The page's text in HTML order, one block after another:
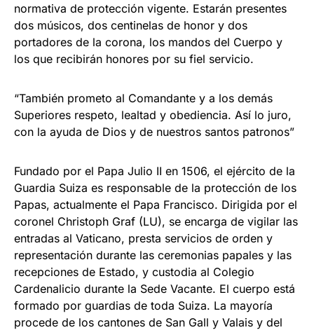
normativa de protección vigente. Estarán presentes
dos músicos, dos centinelas de honor y dos
portadores de la corona, los mandos del Cuerpo y
los que recibirán honores por su fiel servicio.
“También prometo al Comandante y a los demás
Superiores respeto, lealtad y obediencia. Así lo juro,
con la ayuda de Dios y de nuestros santos patronos”
Fundado por el Papa Julio II en 1506, el ejército de la
Guardia Suiza es responsable de la protección de los
Papas, actualmente el Papa Francisco. Dirigida por el
coronel Christoph Graf (LU), se encarga de vigilar las
entradas al Vaticano, presta servicios de orden y
representación durante las ceremonias papales y las
recepciones de Estado, y custodia al Colegio
Cardenalicio durante la Sede Vacante. El cuerpo está
formado por guardias de toda Suiza. La mayoría
procede de los cantones de San Gall y Valais y del